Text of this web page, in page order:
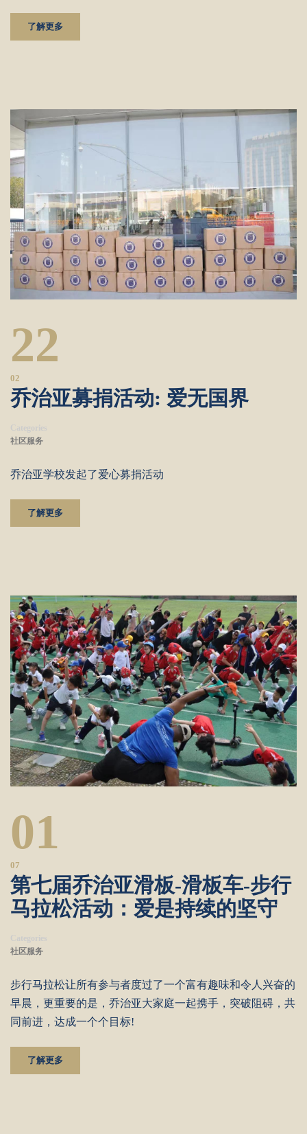
了解更多
22
02
乔治亚募捐活动: 爱无国界
Categories
社区服务
乔治亚学校发起了爱心募捐活动
了解更多
01
07
第七届乔治亚滑板-滑板车-步行
马拉松活动：爱是持续的坚守
Categories
社区服务
步行马拉松让所有参与者度过了一个富有趣味和令人兴奋的
早晨，更重要的是，乔治亚大家庭一起携手，突破阻碍，共
同前进，达成一个个目标!
了解更多